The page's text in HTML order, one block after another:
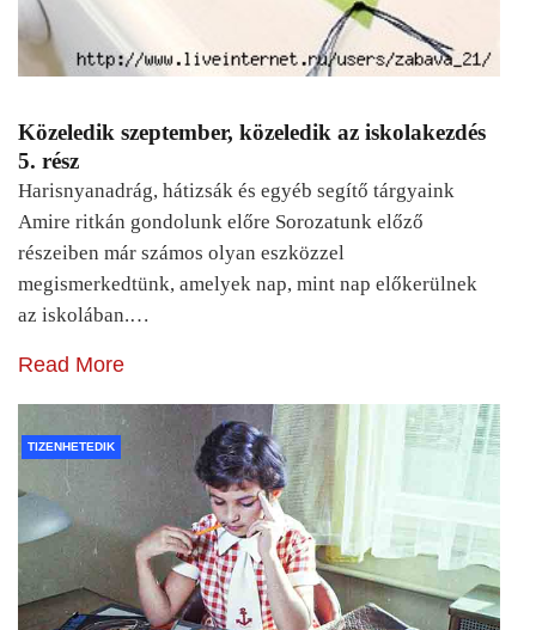
Közeledik szeptember, közeledik az iskolakezdés
5. rész
Harisnyanadrág, hátizsák és egyéb segítő tárgyaink
Amire ritkán gondolunk előre Sorozatunk előző
részeiben már számos olyan eszközzel
megismerkedtünk, amelyek nap, mint nap előkerülnek
az iskolában.…
Read More
TIZENHETEDIK